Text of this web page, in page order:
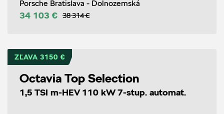
Porsche Bratislava - Dolnozemská
34 103 € 38 314 €
ZĽAVA 3150 €
Octavia Top Selection
1,5 TSI m-HEV 110 kW 7-stup. automat.